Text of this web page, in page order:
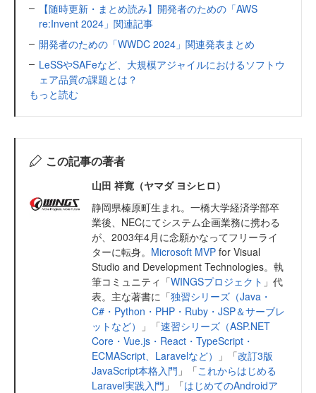
【随時更新・まとめ読み】開発者のための「AWS
re:Invent 2024」関連記事
開発者のための「WWDC 2024」関連発表まとめ
LeSSやSAFeなど、大規模アジャイルにおけるソフトウ
ェア品質の課題とは？
もっと読む
この記事の著者
山田 祥寛（ヤマダ ヨシヒロ）
静岡県榛原町生まれ。一橋大学経済学部卒
業後、NECにてシステム企画業務に携わる
が、2003年4月に念願かなってフリーライ
ターに転身。 Microsoft MVP for Visual
Studio and Development Technologies。執
筆コミュニティ「WINGSプロジェクト 」代
表。主な著書に「独習シリーズ（Java・
C#・Python・PHP・Ruby・JSP＆サーブレ
ットなど）
」「速習シリーズ（ASP.NET
Core・Vue.js・React・TypeScript・
ECMAScript、Laravelなど）
」「改訂3版
JavaScript本格入門 」「これからはじめる
Laravel実践入門 」「はじめてのAndroidア